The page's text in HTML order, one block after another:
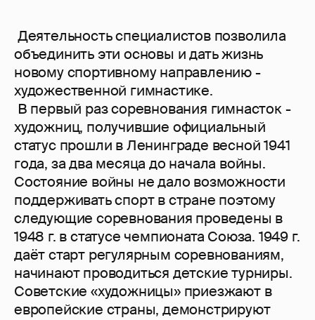
Деятельность специалистов позволила
объединить эти основы и дать жизнь
новому спортивному направлению -
художественной гимнастике.
В первый раз соревнования гимнасток -
художниц, получившие официальный
статус прошли в Ленинграде весной 1941
года, за два месяца до начала войны.
Состояние войны не дало возможности
поддерживать спорт в стране поэтому
следующие соревнования проведены в
1948 г. в статусе чемпионата Союза. 1949 г.
даёт старт регулярным соревнованиям,
начинают проводиться детские турниры.
Советские «художницы» приезжают в
европейские страны, демонстрируют